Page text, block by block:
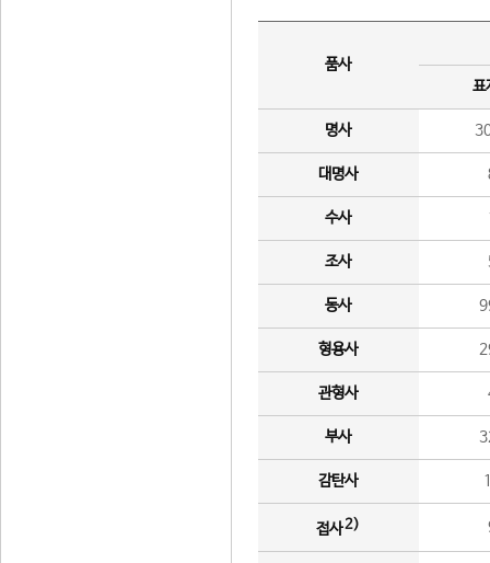
품사
표
명사
대명사
수사
조사
동사
형용사
관형사
부사
감탄사
접사2)